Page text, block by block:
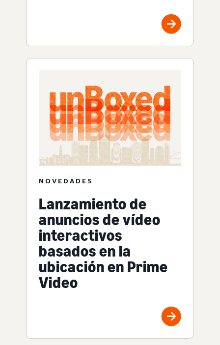
NOVEDADES
Lanzamiento de
anuncios de vídeo
interactivos
basados en la
ubicación en Prime
Video